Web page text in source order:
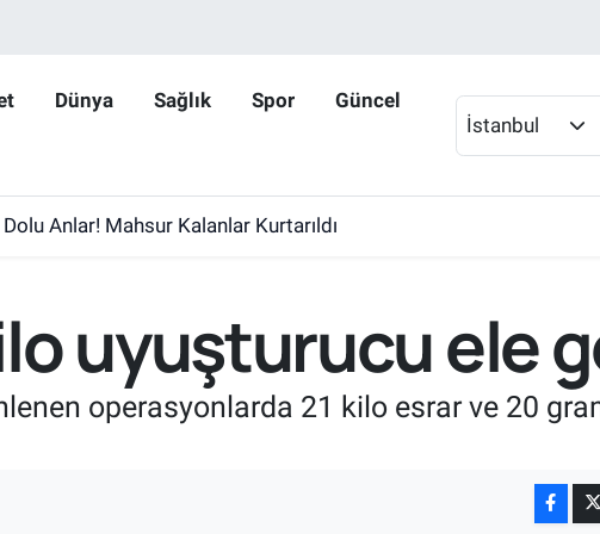
Dünya Sağlık Spor Güncel
İstanbul
Anlar! Mahsur Kalanlar Kurtarıldı
uyuşturucu ele
operasyonlarda 21 kilo esrar ve 20